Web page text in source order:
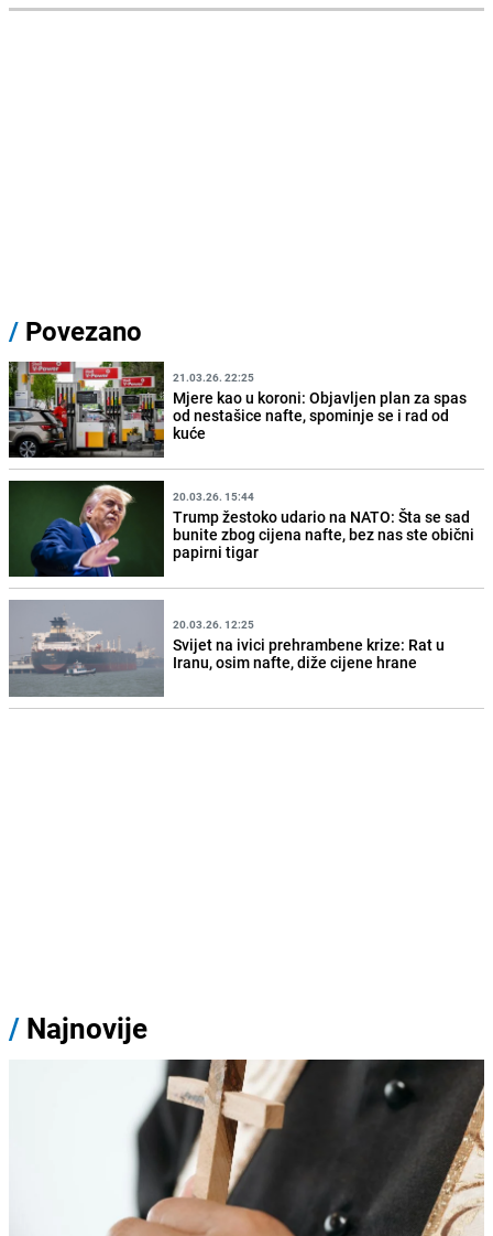
/ Povezano
21.03.26. 22:25
Mjere kao u koroni: Objavljen plan za spas
od nestašice nafte, spominje se i rad od
kuće
20.03.26. 15:44
Trump žestoko udario na NATO: Šta se sad
bunite zbog cijena nafte, bez nas ste obični
papirni tigar
20.03.26. 12:25
Svijet na ivici prehrambene krize: Rat u
Iranu, osim nafte, diže cijene hrane
/ Najnovije